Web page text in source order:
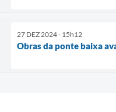
27 DEZ 2024 - 15h12
Obras da ponte baixa